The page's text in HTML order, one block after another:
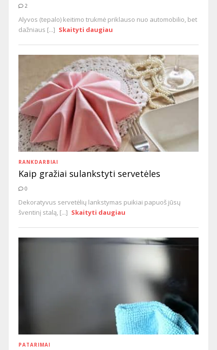
2
Alyvos (tepalo) keitimo trukmė priklauso nuo automobilio, bet
dažniaus [...] Skaityti daugiau
RANKDARBIAI
Kaip gražiai sulankstyti servetėles
0
Dekoratyvus servetėlių lankstymas puikiai papuoš jūsų
šventinį stalą, [...] Skaityti daugiau
PATARIMAI